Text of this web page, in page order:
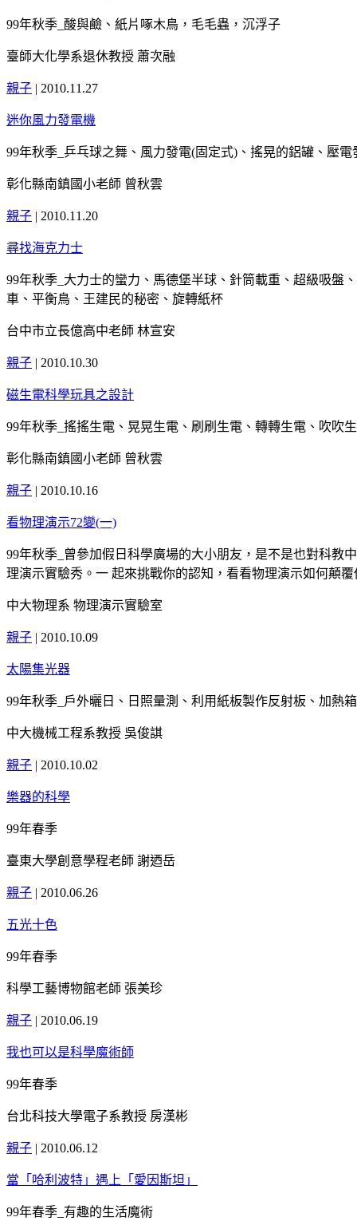
99年秋季_酸與鹼、紙片啄木鳥，毛毛蟲，沉浮子
臺師大化學系退休教授 蕭次融
親子 | 2010.11.27
迷你風力發電機
99年秋季_乒乓球之舞、風力發電(固定式)、搖晃的鋁罐、壓電
彰化縣南鎮國小老師 曾秋雲
親子 | 2010.11.20
尋找海克力士
99年秋季_大力士的蠻力、馬德堡半球、針筒載重、超級吸盤
車、平衡鳥、王建民的秘密、旋轉紙杯
台中市立長億高中老師 林宣安
親子 | 2010.10.30
磁生電科學玩具之設計
99年秋季_搖搖生電、晃晃生電、刷刷生電、轉轉生電、吹吹
彰化縣南鎮國小老師 曾秋雲
親子 | 2010.10.16
看物理演示72變(一)
99年秋季_曾參加假日科學廣場的大小朋友，是不是也對科教
理演示實驗秀。一 起來挑戰你的認知，看看物理演示如何顛
中大物理系 物理演示實驗室
親子 | 2010.10.09
太陽集光器
99年秋季_戶外曬日、日照量測、利用紙板製作反射板、加熱箱
中大機械工程系教授 吳俊諆
親子 | 2010.10.02
樂器的科學
99年春季
臺東大學創意學程老師 謝迺岳
親子 | 2010.06.26
五光十色
99年春季
科學工藝博物館老師 張美珍
親子 | 2010.06.19
我也可以是科學魔術師
99年春季
台北科技大學電子系教授 房漢彬
親子 | 2010.06.12
當「哈利波特」遇上「愛因斯坦」
99年春季_有趣的生活魔術